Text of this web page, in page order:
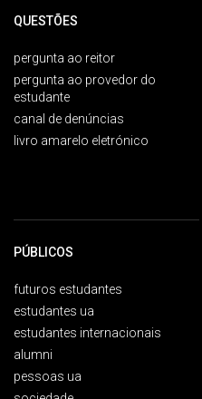
QUESTÕES
pergunta ao reitor
pergunta ao provedor do
estudante
canal de denúncias
livro amarelo eletrónico
PÚBLICOS
futuros estudantes
estudantes ua
estudantes internacionais
alumni
pessoas ua